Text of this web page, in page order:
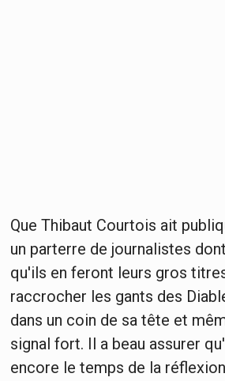
Que Thibaut Courtois ait
un parterre de journalistes
qu'ils en feront leurs gros
raccrocher les gants des
dans un coin de sa tête et
signal fort. Il a beau assurer
encore le temps de la